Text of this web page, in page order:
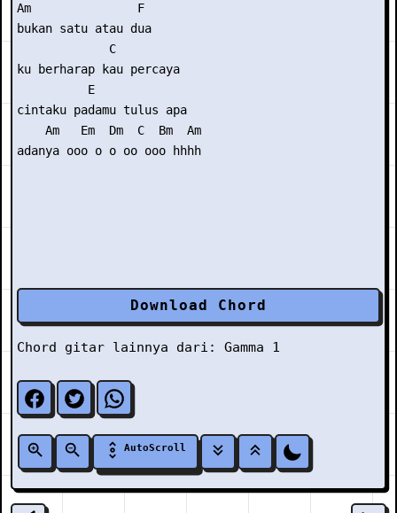
Am               F
bukan satu atau dua
             C
ku berharap kau percaya
          E
cintaku padamu tulus apa
    Am   Em  Dm  C  Bm  Am
adanya ooo o o oo ooo hhhh
Download Chord
Chord gitar lainnya dari: Gamma 1
AutoScroll